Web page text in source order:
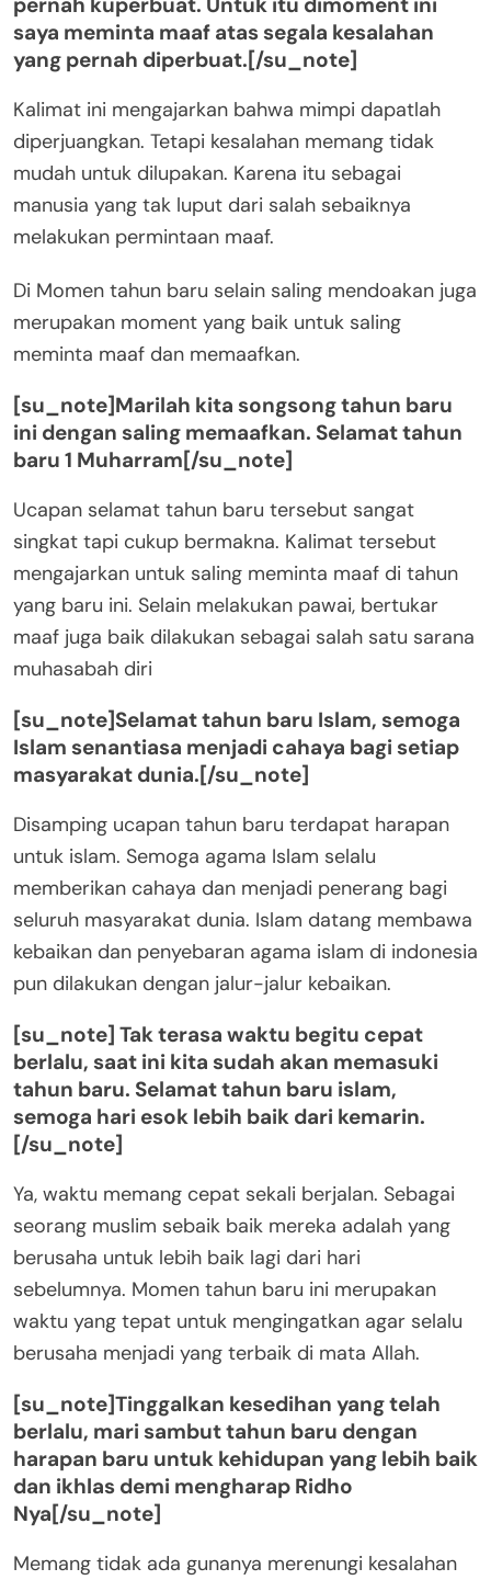
saya meminta maaf atas segala kesalahan
yang pernah diperbuat.[/su_note]
Kalimat ini mengajarkan bahwa mimpi dapatlah
diperjuangkan. Tetapi kesalahan memang tidak
mudah untuk dilupakan. Karena itu sebagai
manusia yang tak luput dari salah sebaiknya
melakukan permintaan maaf.
Di Momen tahun baru selain saling mendoakan juga
merupakan moment yang baik untuk saling
meminta maaf dan memaafkan.
[su_note]Marilah kita songsong tahun baru
ini dengan saling memaafkan. Selamat tahun
baru 1 Muharram[/su_note]
Ucapan selamat tahun baru tersebut sangat
singkat tapi cukup bermakna. Kalimat tersebut
mengajarkan untuk saling meminta maaf di tahun
yang baru ini. Selain melakukan pawai, bertukar
maaf juga baik dilakukan sebagai salah satu sarana
muhasabah diri
[su_note]Selamat tahun baru Islam, semoga
Islam senantiasa menjadi cahaya bagi setiap
masyarakat dunia.[/su_note]
Disamping ucapan tahun baru terdapat harapan
untuk islam. Semoga agama Islam selalu
memberikan cahaya dan menjadi penerang bagi
seluruh masyarakat dunia. Islam datang membawa
kebaikan dan penyebaran agama islam di indonesia
pun dilakukan dengan jalur-jalur kebaikan.
[su_note] Tak terasa waktu begitu cepat
berlalu, saat ini kita sudah akan memasuki
tahun baru. Selamat tahun baru islam,
semoga hari esok lebih baik dari kemarin.
[/su_note]
Ya, waktu memang cepat sekali berjalan. Sebagai
seorang muslim sebaik baik mereka adalah yang
berusaha untuk lebih baik lagi dari hari
sebelumnya. Momen tahun baru ini merupakan
waktu yang tepat untuk mengingatkan agar selalu
berusaha menjadi yang terbaik di mata Allah.
[su_note]Tinggalkan kesedihan yang telah
berlalu, mari sambut tahun baru dengan
harapan baru untuk kehidupan yang lebih baik
dan ikhlas demi mengharap Ridho
Nya[/su_note]
Memang tidak ada gunanya merenungi kesalahan